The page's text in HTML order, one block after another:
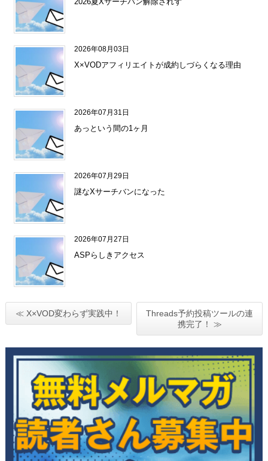
2026年08月03日
X×VODアフィリエイトが成約しづらくなる理由
2026年07月31日
あっという間の1ヶ月
2026年07月29日
謎なXサーチバンになった
2026年07月27日
ASPらしきアクセス
≪ X×VOD変わらず実践中！
Threads予約投稿ツールの連
携完了！ ≫